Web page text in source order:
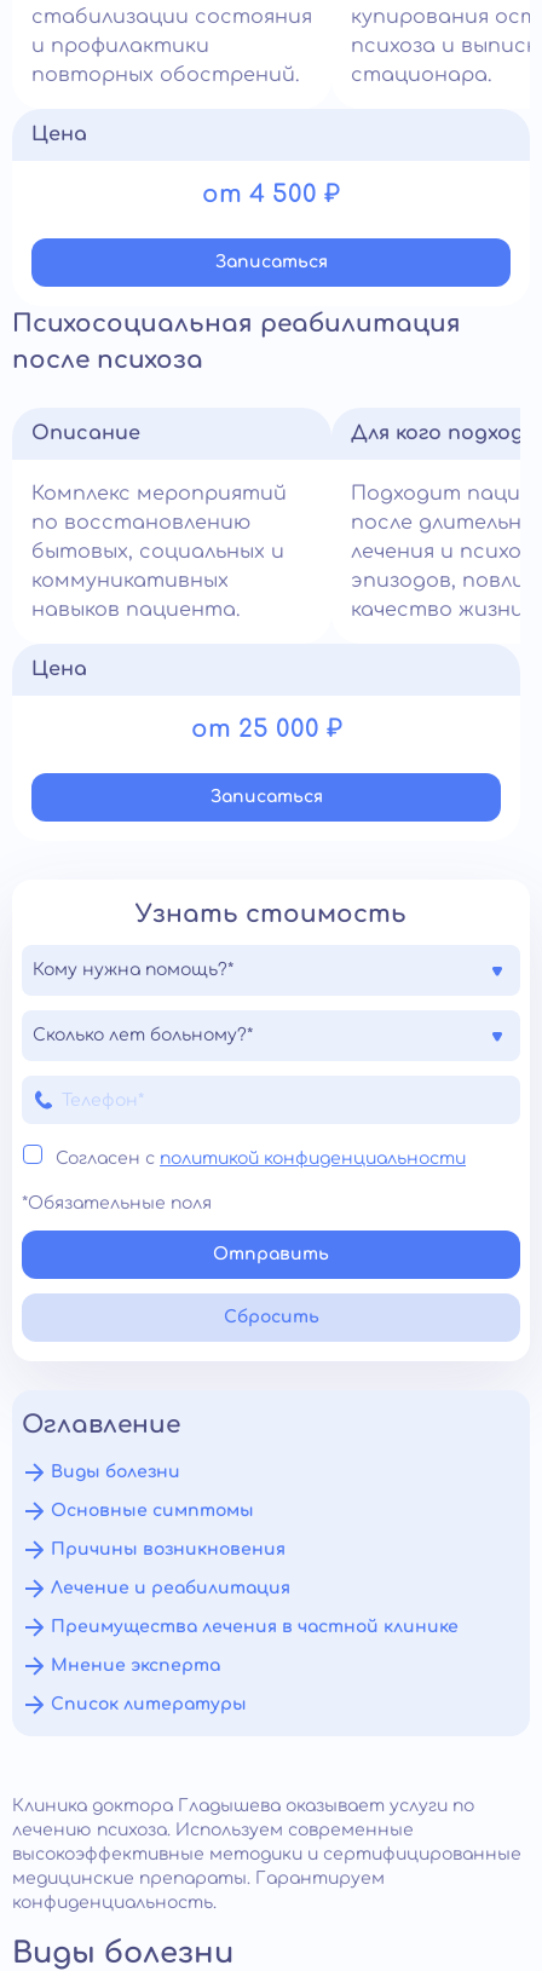
стабилизации состояния
и профилактики
повторных обострений.
купирования
психоза и
стационара.
Цена
от 4 500 ₽
Записатьcя
Психосоциальная реабилитация
после психоза
Описание
Комплекс мероприятий
по восстановлению
бытовых, социальных и
коммуникативных
навыков пациента.
Для кого
Подходит
после
лечения и
эпизодов,
качество жизни.
Цена
от 25 000 ₽
Записатьcя
Узнать стоимость
Кому нужна помощь?*
Сколько лет больному?*
Согласен с политикой конфиденциальности
*Обязательные поля
Отправить
Сбросить
Оглавление
Виды болезни
Основные симптомы
Причины возникновения
Лечение и реабилитация
Преимущества лечения в частной клинике
Мнение эксперта
Список литературы
Клиника доктора Гладышева оказывает услуги по
лечению психоза. Используем современные
высокоэффективные методики и сертифицированные
медицинские препараты. Гарантируем
конфиденциальность.
Виды болезни